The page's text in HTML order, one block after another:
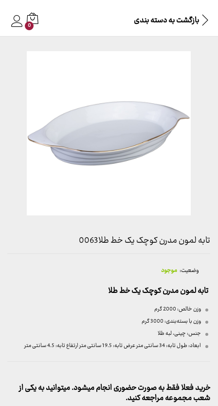
بازگشت بهدسته بندی 0
تابه لمون مدرن کوچک یک خط طلا0063
وضعیت: موجود
تابه لمون مدرن کوچک یک خط طلا
وزن خالص:2000 گرم
وزن با بسته‌بندی:3000 گرم
جنس:چینی، لبه طلا
ابعاد:طول تابه: 34 سانتی متر عرض تابه: 19.5 سانتی متر ارتفاع تابه: 4.5 سانتی متر
خرید فعلا فقط به صورت حضوری انجام میشود. میتوانید به یکی از
شعب مجموعه مراجعه کنید.